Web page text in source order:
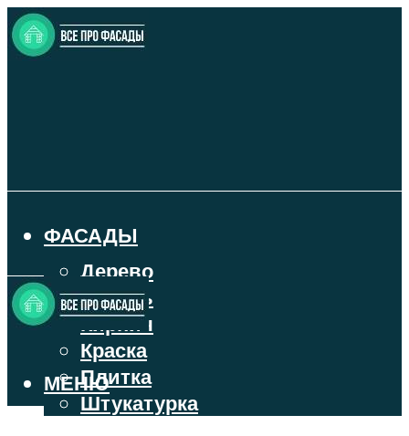
ФАСАДЫ
Дерево
Камень
Кирпич
Краска
Плитка
Штукатурка
МЕНЮ